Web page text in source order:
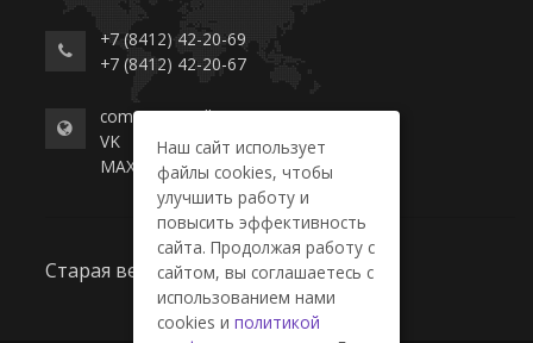
+7 (8412) 42-20-69
+7 (8412) 42-20-67
commerce-college.ru
VK
MAX
Старая версия сайта
Наш сайт использует
файлы cookies, чтобы
улучшить работу и
повысить эффективность
сайта. Продолжая работу с
сайтом, вы соглашаетесь с
использованием нами
cookies и политикой